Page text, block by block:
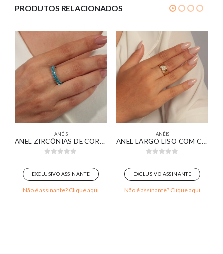
PRODUTOS RELACIONADOS
ANÉIS
ANEL ZIRCÔNIAS DE CORAÇÕES AZUL TIFFANY BANHADO EM OURO BRANCO
EXCLUSIVO ASSINANTE
Não é assinante? Clique aqui
ANÉIS
ANEL LARGO LISO COM CORAÇÃO CRAVEJADO BANHADO EM OURO 18K
EXCLUSIVO ASSINANTE
Não é assinante? Clique aqui